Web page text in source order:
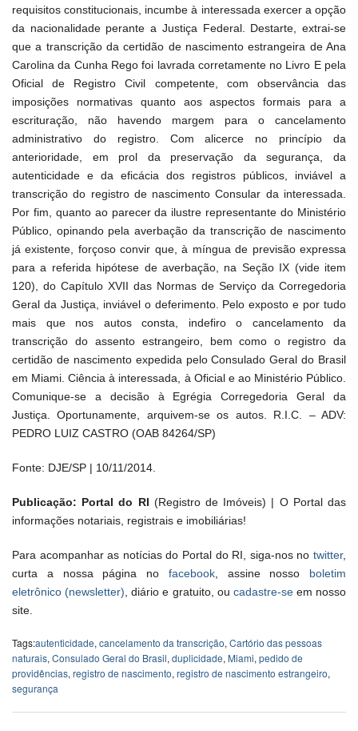
requisitos constitucionais, incumbe à interessada exercer a opção
da nacionalidade perante a Justiça Federal. Destarte, extrai-se
que a transcrição da certidão de nascimento estrangeira de Ana
Carolina da Cunha Rego foi lavrada corretamente no Livro E pela
Oficial de Registro Civil competente, com observância das
imposições normativas quanto aos aspectos formais para a
escrituração, não havendo margem para o cancelamento
administrativo do registro. Com alicerce no princípio da
anterioridade, em prol da preservação da segurança, da
autenticidade e da eficácia dos registros públicos, inviável a
transcrição do registro de nascimento Consular da interessada.
Por fim, quanto ao parecer da ilustre representante do Ministério
Público, opinando pela averbação da transcrição de nascimento
já existente, forçoso convir que, à míngua de previsão expressa
para a referida hipótese de averbação, na Seção IX (vide item
120), do Capítulo XVII das Normas de Serviço da Corregedoria
Geral da Justiça, inviável o deferimento. Pelo exposto e por tudo
mais que nos autos consta, indefiro o cancelamento da
transcrição do assento estrangeiro, bem como o registro da
certidão de nascimento expedida pelo Consulado Geral do Brasil
em Miami. Ciência à interessada, à Oficial e ao Ministério Público.
Comunique-se a decisão à Egrégia Corregedoria Geral da
Justiça. Oportunamente, arquivem-se os autos. R.I.C. – ADV:
PEDRO LUIZ CASTRO (OAB 84264/SP)
Fonte: DJE/SP | 10/11/2014.
Publicação: Portal do RI (Registro de Imóveis) | O Portal das
informações notariais, registrais e imobiliárias!
Para acompanhar as notícias do Portal do RI, siga-nos no twitter,
curta a nossa página no facebook, assine nosso boletim
eletrônico (newsletter) , diário e gratuito, ou cadastre-seem nosso
site.
Tags:autenticidade, cancelamento da transcrição, Cartório das pessoas
naturais, Consulado Geral do Brasil, duplicidade, Miami, pedido de
providências, registro de nascimento, registro de nascimento estrangeiro,
segurança